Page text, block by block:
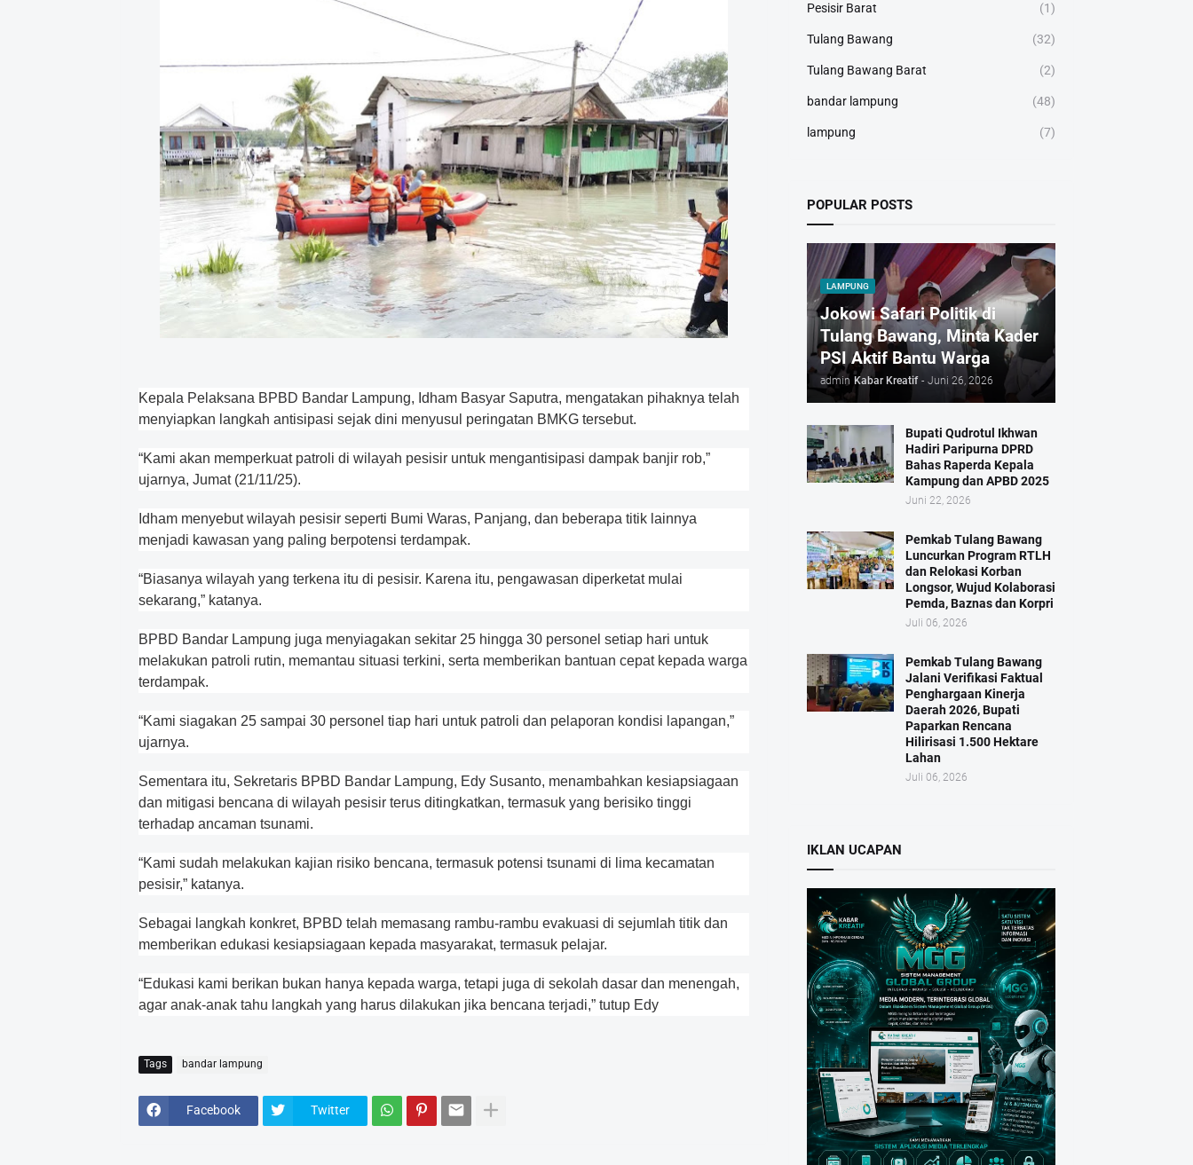
Kepala Pelaksana BPBD Bandar Lampung, Idham Basyar Saputra, mengatakan pihaknya telah
menyiapkan langkah antisipasi sejak dini menyusul peringatan BMKG tersebut.
“Kami akan memperkuat patroli di wilayah pesisir untuk mengantisipasi dampak banjir rob,”
ujarnya, Jumat (21/11/25).
Idham menyebut wilayah pesisir seperti Bumi Waras, Panjang, dan beberapa titik lainnya
menjadi kawasan yang paling berpotensi terdampak.
“Biasanya wilayah yang terkena itu di pesisir. Karena itu, pengawasan diperketat mulai
sekarang,” katanya.
BPBD Bandar Lampung juga menyiagakan sekitar 25 hingga 30 personel setiap hari untuk
melakukan patroli rutin, memantau situasi terkini, serta memberikan bantuan cepat kepada warga
terdampak.
“Kami siagakan 25 sampai 30 personel tiap hari untuk patroli dan pelaporan kondisi lapangan,”
ujarnya.
Sementara itu, Sekretaris BPBD Bandar Lampung, Edy Susanto, menambahkan kesiapsiagaan
dan mitigasi bencana di wilayah pesisir terus ditingkatkan, termasuk yang berisiko tinggi
terhadap ancaman tsunami.
“Kami sudah melakukan kajian risiko bencana, termasuk potensi tsunami di lima kecamatan
pesisir,” katanya.
Sebagai langkah konkret, BPBD telah memasang rambu-rambu evakuasi di sejumlah titik dan
memberikan edukasi kesiapsiagaan kepada masyarakat, termasuk pelajar.
“Edukasi kami berikan bukan hanya kepada warga, tetapi juga di sekolah dasar dan menengah,
agar anak-anak tahu langkah yang harus dilakukan jika bencana terjadi,” tutup Edy
Tags bandar lampung
Facebook Twitter
Pesisir Barat (1)
Tulang Bawang (32)
Tulang Bawang Barat (2)
bandar lampung (48)
lampung (7)
POPULAR POSTS
LAMPUNG
Jokowi Safari Politik di
Tulang Bawang, Minta Kader
PSI Aktif Bantu Warga
admin Kabar Kreatif - Juni 26, 2026
Bupati Qudrotul Ikhwan
Hadiri Paripurna DPRD
Bahas Raperda Kepala
Kampung dan APBD 2025
Juni 22, 2026
Pemkab Tulang Bawang
Luncurkan Program RTLH
dan Relokasi Korban
Longsor, Wujud Kolaborasi
Pemda, Baznas dan Korpri
Juli 06, 2026
Pemkab Tulang Bawang
Jalani Verifikasi Faktual
Penghargaan Kinerja
Daerah 2026, Bupati
Paparkan Rencana
Hilirisasi 1.500 Hektare
Lahan
Juli 06, 2026
IKLAN UCAPAN